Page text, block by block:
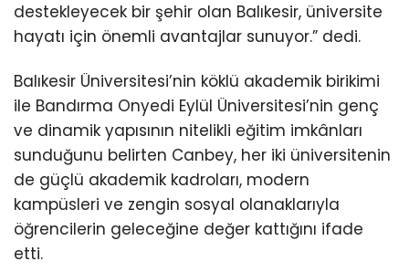
destekleyecek bir şehir olan Balıkesir, üniversite
hayatı için önemli avantajlar sunuyor.” dedi.
Balıkesir Üniversitesi’nin köklü akademik birikimi
ile Bandırma Onyedi Eylül Üniversitesi’nin genç
ve dinamik yapısının nitelikli eğitim imkânları
sunduğunu belirten Canbey, her iki üniversitenin
de güçlü akademik kadroları, modern
kampüsleri ve zengin sosyal olanaklarıyla
öğrencilerin geleceğine değer kattığını ifade
etti.